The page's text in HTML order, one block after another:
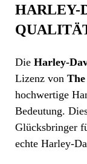
HARLEY-
DieHarley-
Lizenz von
hochwertige
Bedeutung.
Glücksbringer
echte Harley-